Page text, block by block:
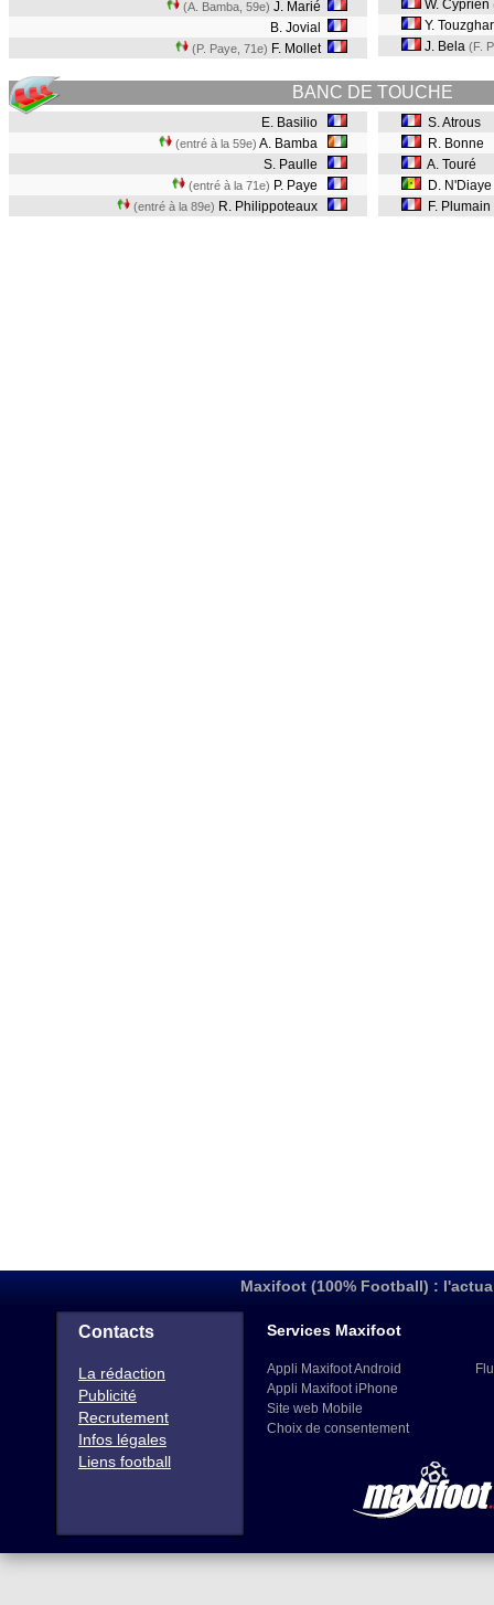
(A. Bamba, 59e) J. Marié
B. Jovial
(P. Paye, 71e) F. Mollet
W. Cyprien
Y. Touzghar
J. Bela (F.
BANC DE TOUCHE
E. Basilio
(entré à la 59e) A. Bamba
S. Paulle
(entré à la 71e) P. Paye
(entré à la 89e) R. Philippoteaux
S. Atrous
R. Bonne
A. Touré
D. N'Diaye
F. Plumain
Maxifoot (100% Football) :
Contacts
La rédaction
Publicité
Recrutement
Infos légales
Liens football
Services Maxifoot
Appli Maxifoot Android
Appli Maxifoot iPhone
Site web Mobile
Choix de consentement